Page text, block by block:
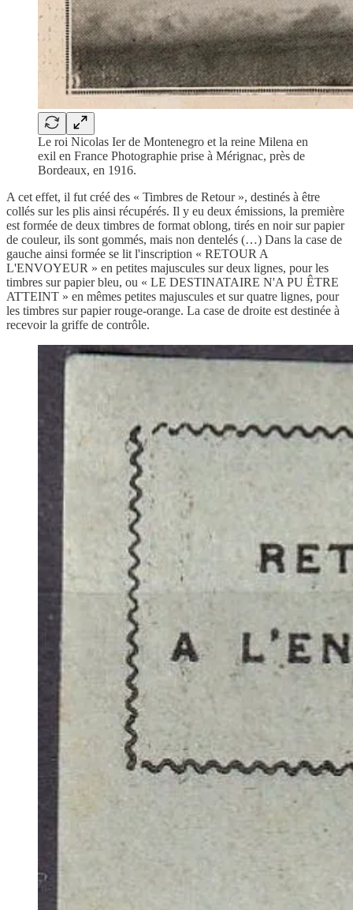
Le roi Nicolas Ier de Montenegro et la reine Milena en
exil en France Photographie prise à Mérignac, près de
Bordeaux, en 1916.
A cet effet, il fut créé des « Timbres de Retour », destinés à être
collés sur les plis ainsi récupérés. Il y eu deux émissions, la première
est formée de deux timbres de format oblong, tirés en noir sur papier
de couleur, ils sont gommés, mais non dentelés (…) Dans la case de
gauche ainsi formée se lit l'inscription « RETOUR A
L'ENVOYEUR » en petites majuscules sur deux lignes, pour les
timbres sur papier bleu, ou « LE DESTINATAIRE N'A PU ÊTRE
ATTEINT » en mêmes petites majuscules et sur quatre lignes, pour
les timbres sur papier rouge-orange. La case de droite est destinée à
recevoir la griffe de contrôle.